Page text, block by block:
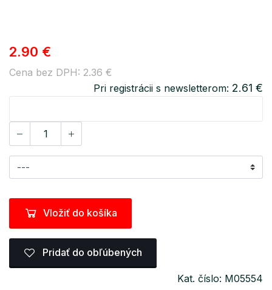
2.90 €
Cena bez DPH: 2.36 €
Pri registrácii s newsletterom: 2.61 €
Vložiť do košíka
Pridať do obľúbených
Kat. číslo: M05554